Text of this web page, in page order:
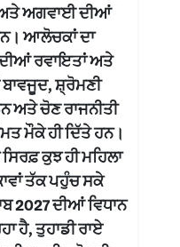
ਅਤੇ ਅਗਵਾਈ ਦੀਆਂ
ਆਲੋਚਕਾਂ ਦਾ
ਦੀਆਂ ਰਵਾਇਤਾਂ ਅਤੇ
ਸ਼੍ਰੋਮਣੀ
ਅਤੇ ਚੋਣ ਰਾਜਨੀਤੀ
ਮੌਕੇ ਹੀ ਦਿੱਤੇ ਹਨ।
ਸਿਰਫ਼ ਕੁਝ ਹੀ ਮਹਿਲਾ
ਤੱਕ ਪਹੁੰਚ ਸਕੇ
2027 ਦੀਆਂ ਵਿਧਾਨ
ਹੈ, ਤੁਹਾਡੀ ਰਾਏ